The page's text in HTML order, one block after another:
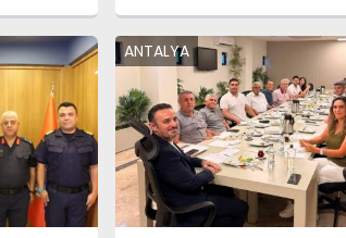
ANTALYA